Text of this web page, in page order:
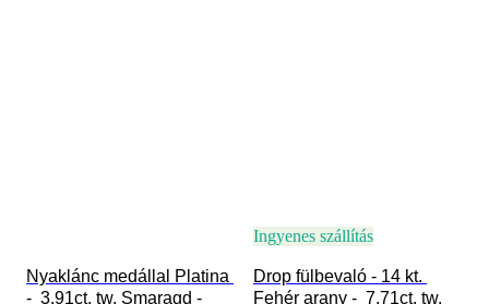
Nyaklánc medállal Platina
-  3.91ct. tw. Smaragd -
Ingyenes szállítás
Drop fülbevaló - 14 kt.
Fehér arany -  7.71ct. tw.